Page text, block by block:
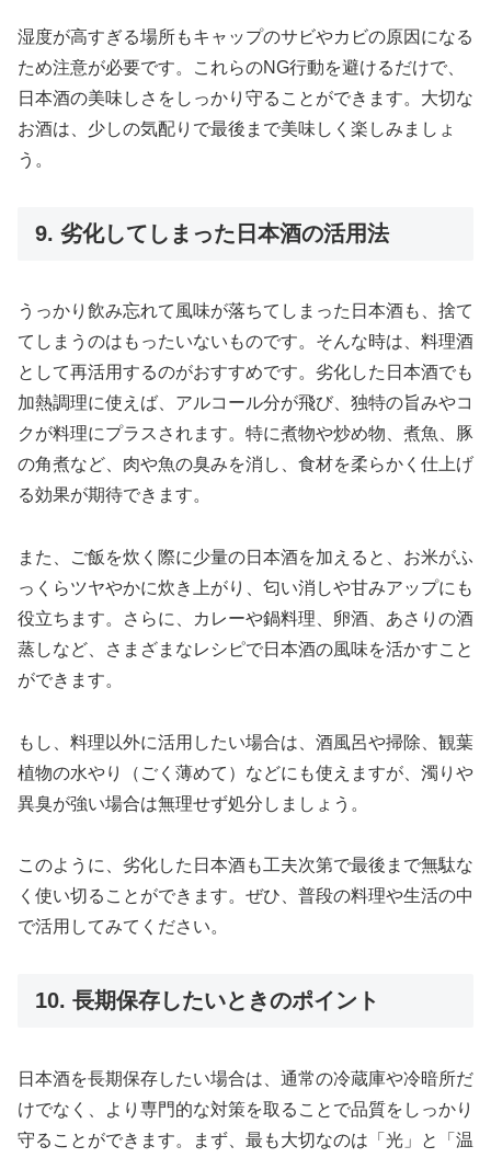
湿度が高すぎる場所もキャップのサビやカビの原因になる
ため注意が必要です。これらのNG行動を避けるだけで、
日本酒の美味しさをしっかり守ることができます。大切な
お酒は、少しの気配りで最後まで美味しく楽しみましょ
う。
9. 劣化してしまった日本酒の活用法
うっかり飲み忘れて風味が落ちてしまった日本酒も、捨て
てしまうのはもったいないものです。そんな時は、料理酒
として再活用するのがおすすめです。劣化した日本酒でも
加熱調理に使えば、アルコール分が飛び、独特の旨みやコ
クが料理にプラスされます。特に煮物や炒め物、煮魚、豚
の角煮など、肉や魚の臭みを消し、食材を柔らかく仕上げ
る効果が期待できます。
また、ご飯を炊く際に少量の日本酒を加えると、お米がふ
っくらツヤやかに炊き上がり、匂い消しや甘みアップにも
役立ちます。さらに、カレーや鍋料理、卵酒、あさりの酒
蒸しなど、さまざまなレシピで日本酒の風味を活かすこと
ができます。
もし、料理以外に活用したい場合は、酒風呂や掃除、観葉
植物の水やり（ごく薄めて）などにも使えますが、濁りや
異臭が強い場合は無理せず処分しましょう。
このように、劣化した日本酒も工夫次第で最後まで無駄な
く使い切ることができます。ぜひ、普段の料理や生活の中
で活用してみてください。
10. 長期保存したいときのポイント
日本酒を長期保存したい場合は、通常の冷蔵庫や冷暗所だ
けでなく、より専門的な対策を取ることで品質をしっかり
守ることができます。まず、最も大切なのは「光」と「温